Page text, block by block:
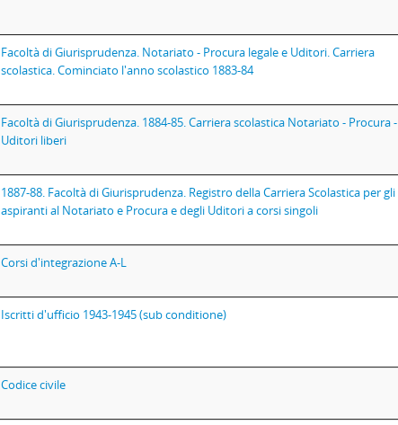
Facoltà di Giurisprudenza. Notariato - Procura legale e Uditori. Carriera
scolastica. Cominciato l'anno scolastico 1883-84
Facoltà di Giurisprudenza. 1884-85. Carriera scolastica Notariato - Procura -
Uditori liberi
1887-88. Facoltà di Giurisprudenza. Registro della Carriera Scolastica per gli
aspiranti al Notariato e Procura e degli Uditori a corsi singoli
Corsi d'integrazione A-L
Iscritti d'ufficio 1943-1945 (sub conditione)
Codice civile